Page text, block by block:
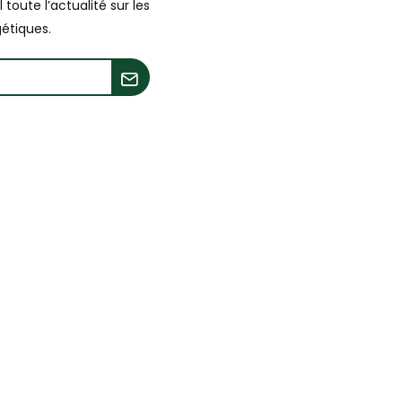
toute l’actualité sur les